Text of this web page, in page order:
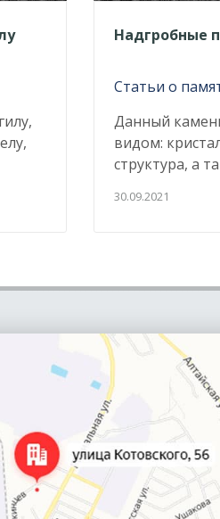
Надгробные
Статьи о
Данный
видом:
структура, а
30.09.2021